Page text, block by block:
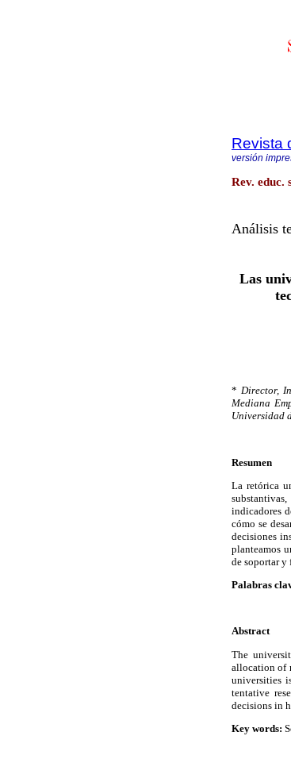
Revista
versión
Rev. educ.
Análisis
Las
* Director,
Mediana
Universidad
Resumen
La retórica
indicadores
cómo se
decisiones
planteamos
de soportar y
Palabras
Abstract
The
allocation of
universities
tentative
decisions in
Key words: